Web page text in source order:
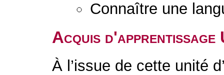
Connaître une
Acquis d'apprentissage
À l’issue de cette unité